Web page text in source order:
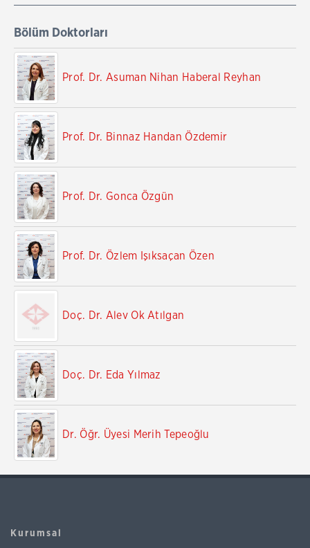
Bölüm Doktorları
Prof. Dr. Asuman Nihan Haberal Reyhan
Prof. Dr. Binnaz Handan Özdemir
Prof. Dr. Gonca Özgün
Prof. Dr. Özlem Işıksaçan Özen
Doç. Dr. Alev Ok Atılgan
Doç. Dr. Eda Yılmaz
Dr. Öğr. Üyesi Merih Tepeoğlu
Kurumsal